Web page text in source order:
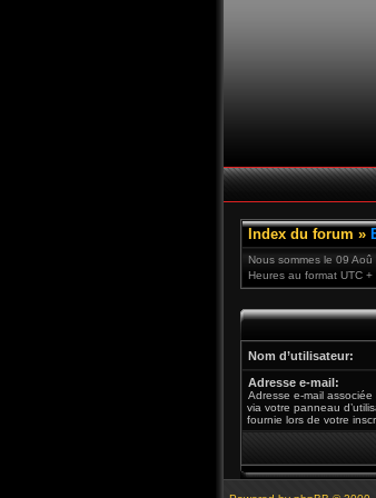
Index du forum »
Nous sommes le 09
Heures au format UTC
Nom d’utilisateur:
Adresse e-mail:
Adresse e-mail
via votre panneau
fournie lors de votre